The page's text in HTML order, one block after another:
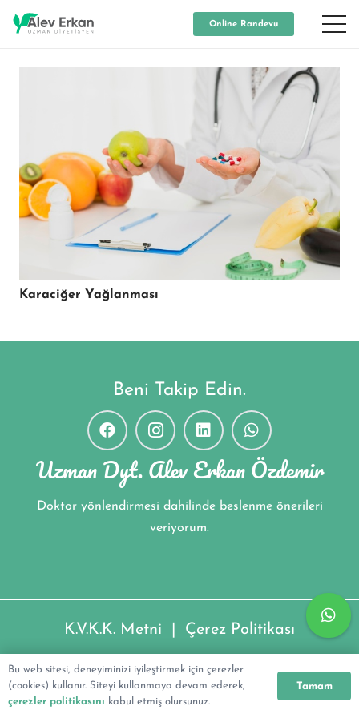
Online Randevu
Karaciğer Yağlanması
Beni Takip Edin.
Uzman Dyt. Alev Erkan Özdemir
Doktor yönlendirmesi dahilinde beslenme önerileri
veriyorum.
K.V.K.K. Metni Çerez Politikası
Uzman Dyt. Alev Erkan Özdemir ©2022
Bu web sitesi, deneyiminizi iyileştirmek için çerezler
(cookies) kullanır. Siteyi kullanmaya devam ederek,
çerezler politikasını kabul etmiş olursunuz.
Tamam